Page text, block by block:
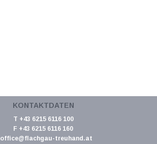
KONTAKTDATEN
T +43 6215 6116 100
F +43 6215 6116 160
office@flachgau-treuhand.at